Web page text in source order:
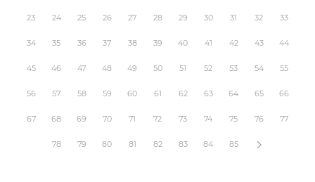
23 24 25 26 27 28 29 30 31 32 33
34 35 36 37 38 39 40 41 42 43 44
45 46 47 48 49 50 51 52 53 54 55
56 57 58 59 60 61 62 63 64 65 66
67 68 69 70 71 72 73 74 75 76 77
78 79 80 81 82 83 84 85